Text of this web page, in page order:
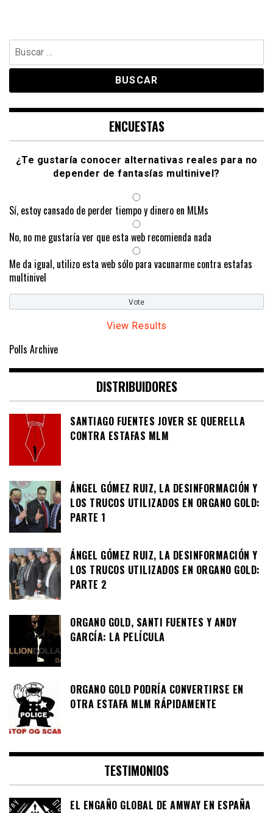
Buscar:
ENCUESTAS
¿Te gustaría conocer alternativas reales para no
depender de fantasías multinivel?
Sí, estoy cansado de perder tiempo y dinero en MLMs
No, no me gustaría ver que esta web recomienda nada
Me da igual, utilizo esta web sólo para vacunarme contra estafas
multinivel
View Results
Polls Archive
DISTRIBUIDORES
SANTIAGO FUENTES JOVER SE QUERELLA
CONTRA ESTAFAS MLM
ÁNGEL GÓMEZ RUIZ, LA DESINFORMACIÓN Y
LOS TRUCOS UTILIZADOS EN ORGANO GOLD:
PARTE 1
ÁNGEL GÓMEZ RUIZ, LA DESINFORMACIÓN Y
LOS TRUCOS UTILIZADOS EN ORGANO GOLD:
PARTE 2
ORGANO GOLD, SANTI FUENTES Y ANDY
GARCÍA: LA PELÍCULA
ORGANO GOLD PODRÍA CONVERTIRSE EN
OTRA ESTAFA MLM RÁPIDAMENTE
TESTIMONIOS
EL ENGAÑO GLOBAL DE AMWAY EN ESPAÑA